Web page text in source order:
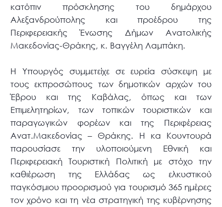
κατόπιν πρόσκλησης του δημάρχου
Αλεξανδρούπολης και προέδρου της
Περιφερειακής Ένωσης Δήμων Ανατολικής
Μακεδονίας-Θράκης, κ. Βαγγέλη Λαμπάκη.
Η Υπουργός συμμετείχε σε ευρεία σύσκεψη με
τους εκπροσώπους των δημοτικών αρχών του
Έβρου και της Καβάλας, όπως και των
Επιμελητηρίων, των τοπικών τουριστικών και
παραγωγικών φορέων και της Περιφέρειας
Ανατ.Μακεδονίας – Θράκης. Η κα Κουντουρά
παρουσίασε την υλοποιούμενη Εθνική και
Περιφερειακή Τουριστική Πολιτική με στόχο την
καθιέρωση της Ελλάδας ως ελκυστικού
παγκόσμιου προορισμού για τουρισμό 365 ημέρες
τον χρόνο και τη νέα στρατηγική της κυβέρνησης